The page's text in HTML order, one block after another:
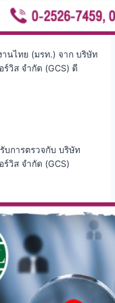
านไทย (มรท.) จาก บริษัท
ร์วิส จำกัด (GCS) ดี
บการตรวจกับ บริษัท
วิส จำกัด (GCS)